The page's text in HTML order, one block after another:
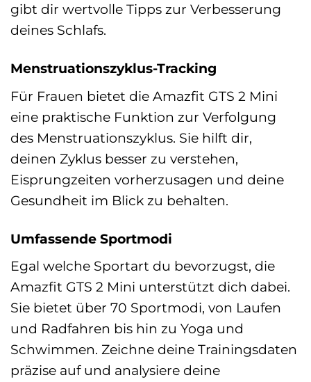
gibt dir wertvolle Tipps zur Verbesserung
deines Schlafs.
Menstruationszyklus-Tracking
Für Frauen bietet die Amazfit GTS 2 Mini
eine praktische Funktion zur Verfolgung
des Menstruationszyklus. Sie hilft dir,
deinen Zyklus besser zu verstehen,
Eisprungzeiten vorherzusagen und deine
Gesundheit im Blick zu behalten.
Umfassende Sportmodi
Egal welche Sportart du bevorzugst, die
Amazfit GTS 2 Mini unterstützt dich dabei.
Sie bietet über 70 Sportmodi, von Laufen
und Radfahren bis hin zu Yoga und
Schwimmen. Zeichne deine Trainingsdaten
präzise auf und analysiere deine